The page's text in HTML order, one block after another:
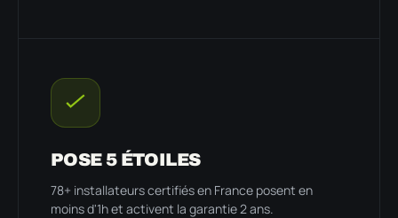
POSE 5 ÉTOILES
78+ installateurs certifiés en France posent en
moins d'1h et activent la garantie 2 ans.